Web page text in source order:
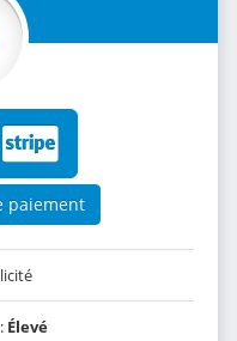
paiement
Élevé